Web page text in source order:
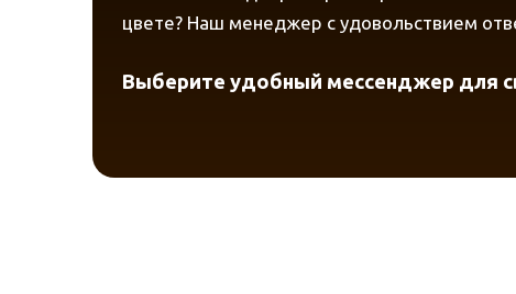
цвете? Наш менеджер с удовольствием
Выберите удобный мессенджер для